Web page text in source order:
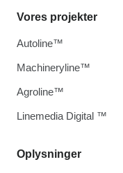
Oplysninger
Vores projekter
Autoline™
Machineryline™
Agroline™
Linemedia Digital ™